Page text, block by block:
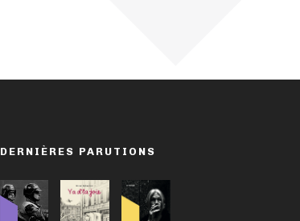
DERNIÈRES PARUTIONS